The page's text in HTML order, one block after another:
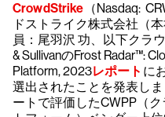
CrowdStrike （Nasdaq:
ドストライク株式会社（
員：尾羽沢 功、以下クラ
& SullivanのFrost Radar™:
Platform, 2023レポート に
選出されたことを発表しま
ートで評価したCWPP（